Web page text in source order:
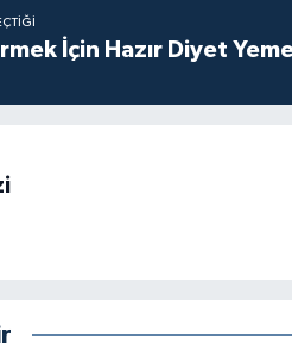
İçin Hazır Diyet